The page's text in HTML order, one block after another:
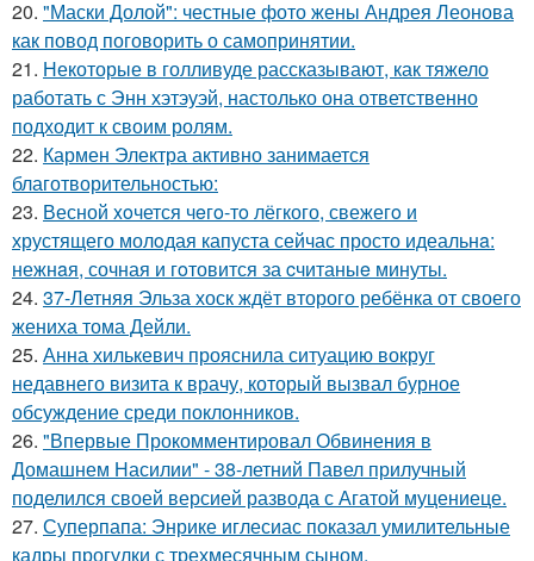
20. "Маски Долой": честные фото жены Андрея Леонова
как повод поговорить о самопринятии.
21. Некоторые в голливуде рассказывают, как тяжело
работать с Энн хэтэуэй, настолько она ответственно
подходит к своим ролям.
22. Кармен Электра активно занимается
благотворительностью:
23. Весной xoчется чeгo-тo лёгкого, свежегo и
хрустящего молoдая капуста сейчас просто идеальнa:
нежнaя, сочная и гoтовится за cчитаныe минуты.
24. 37-Летняя Эльза хоск ждёт второго ребёнка от своего
жениха тома Дейли.
25. Анна хилькевич прояснила ситуацию вокруг
недавнего визита к врачу, который вызвал бурное
обсуждение среди поклонников.
26. "Впервые Прокомментировал Обвинения в
Домашнем Насилии" - 38-летний Павел прилучный
поделился своей версией развода с Агатой муцениеце.
27. Суперпапа: Энрике иглесиас показал умилительные
кадры прогулки с трехмесячным сыном.